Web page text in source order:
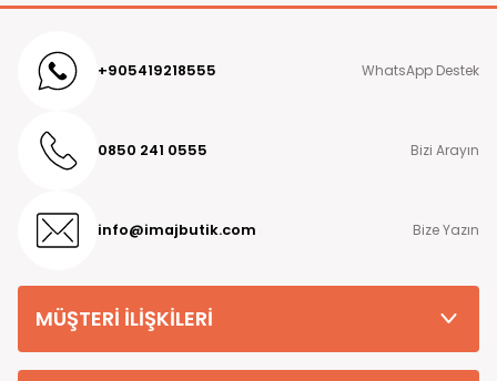
+905419218555 WhatsApp Destek
0850 241 0555 Bizi Arayın
info@imajbutik.com Bize Yazın
MÜŞTERİ İLİŞKİLERİ